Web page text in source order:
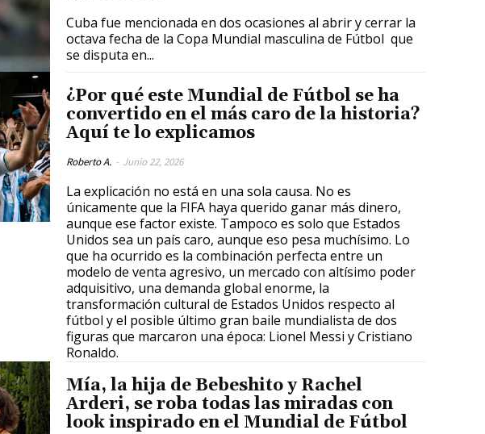
Cuba fue mencionada en dos ocasiones al abrir y cerrar la
octava fecha de la Copa Mundial masculina de Fútbol que
se disputa en...
¿Por qué este Mundial de Fútbol se ha
convertido en el más caro de la historia?
Aquí te lo explicamos
Roberto A. - Junio 22, 2026
La explicación no está en una sola causa. No es
únicamente que la FIFA haya querido ganar más dinero,
aunque ese factor existe. Tampoco es solo que Estados
Unidos sea un país caro, aunque eso pesa muchísimo. Lo
que ha ocurrido es la combinación perfecta entre un
modelo de venta agresivo, un mercado con altísimo poder
adquisitivo, una demanda global enorme, la
transformación cultural de Estados Unidos respecto al
fútbol y el posible último gran baile mundialista de dos
figuras que marcaron una época: Lionel Messi y Cristiano
Ronaldo.
Mía, la hija de Bebeshito y Rachel
Arderi, se roba todas las miradas con
look inspirado en el Mundial de Fútbol